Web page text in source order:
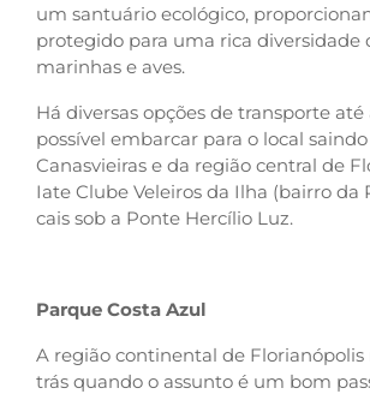
um santuário ecológico,
protegido para uma rica diversidade
marinhas e aves.
Há diversas opções de transporte até
possível embarcar para o local
Canasvieiras e da região central de
Iate Clube Veleiros da Ilha (bairro da
cais sob a Ponte Hercílio Luz.
Parque Costa Azul
A região continental de Florianópolis
trás quando o assunto é um bom